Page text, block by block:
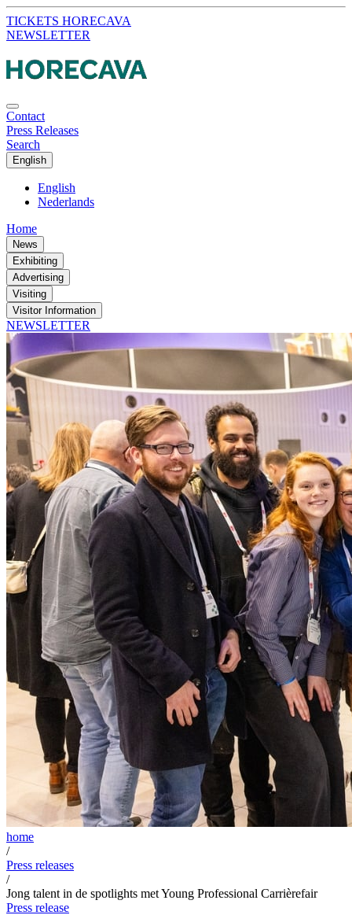
TICKETS HORECAVA
NEWSLETTER
Contact
Press Releases
Search
English
English
Nederlands
Home
News
Exhibiting
Advertising
Visiting
Visitor Information
NEWSLETTER
home
/
Press releases
/
Jong talent in de spotlights met Young Professional Carrièrefair
Press release